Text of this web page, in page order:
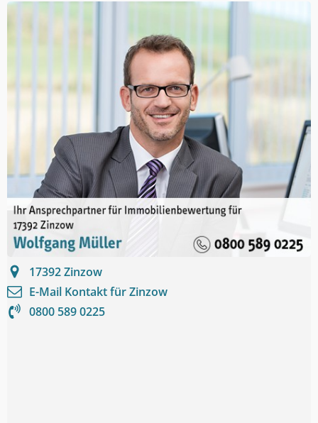
17392Zinzow
E-Mail Kontakt fürZinzow
0800 589 0225